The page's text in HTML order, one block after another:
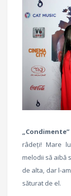
râdeți! Mare
melodii să aibă
de alta, dar l-
săturat de el.